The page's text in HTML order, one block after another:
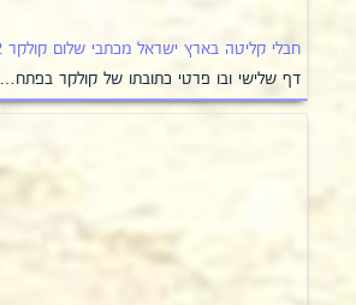
חבלי קליטה בארץ ישראל מכתבי שלום קולקר 2ב
דף שלישי ובו פרטי כתובתו של קולקר בפתח…